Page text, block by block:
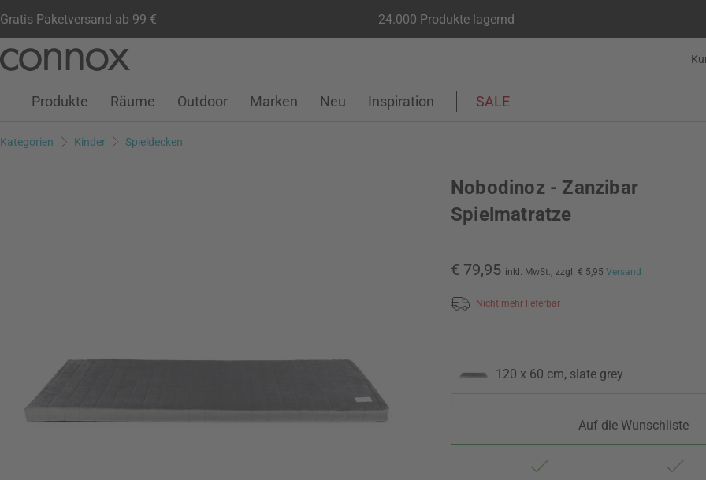
Gratis Paketversand ab 99 € 24.000 Produkte lagernd
Seiteninhalt
Suchfeld
Kundenkonto
Wunschliste
Warenkorb
Produkte Räume Outdoor Marken Neu Inspiration SALE
Kategorien Kinder Spieldecken
Nobodinoz - Zanzibar
Spielmatratze
€ 79,95 inkl. MwSt., zzgl. € 5,95 Versand
Nicht mehr lieferbar
120 x 60 cm, slate grey
Auf die Wunschliste